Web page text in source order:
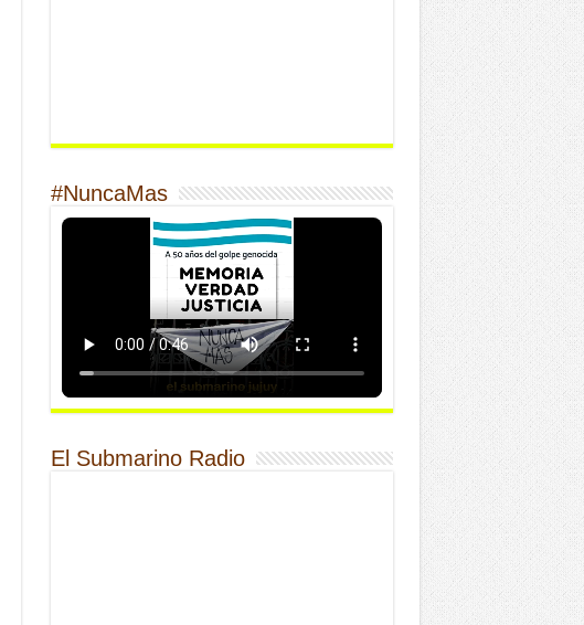
#NuncaMas
El Submarino Radio